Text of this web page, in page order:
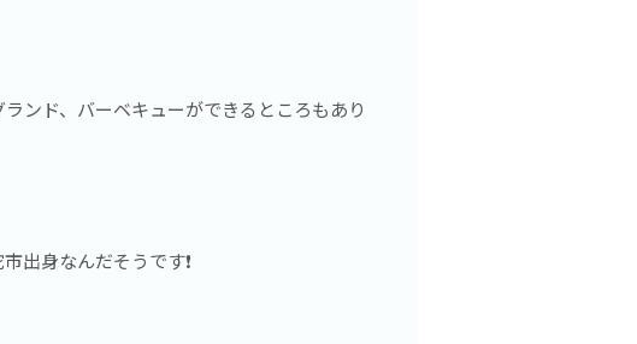
ンド、バーベキューができるところもあり
出身なんだそうです❗️